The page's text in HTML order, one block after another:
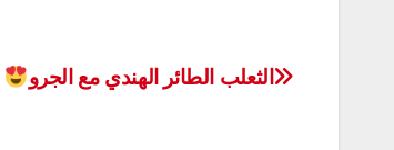
تصفّح
الثعلب الطائر الهندي مع الجرو